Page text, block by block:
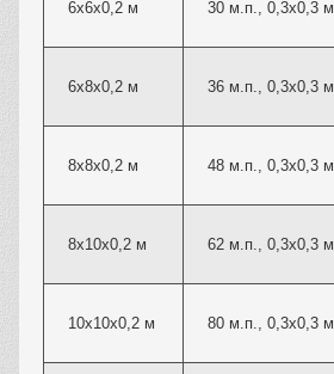
6х6х0,2 м 30 м.п., 0,3х0,3 м
6х8х0,2 м 36 м.п., 0,3х0,3 м
8х8х0,2 м 48 м.п., 0,3х0,3 м
8х10х0,2 м 62 м.п., 0,3х0,3 м
10х10х0,2 м 80 м.п., 0,3х0,3 м